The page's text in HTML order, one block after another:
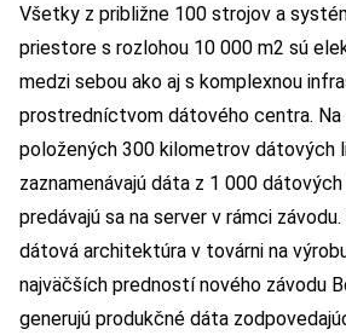
Všetky z približne 100 strojov a
priestore s rozlohou 10 000 m2 sú
medzi sebou ako aj s komplexnou
prostredníctvom dátového centra.
položených 300 kilometrov dátových
zaznamenávajú dáta z 1 000
predávajú sa na server v rámci
dátová architektúra v továrni na
najväčších predností nového závodu
generujú produkčné dáta